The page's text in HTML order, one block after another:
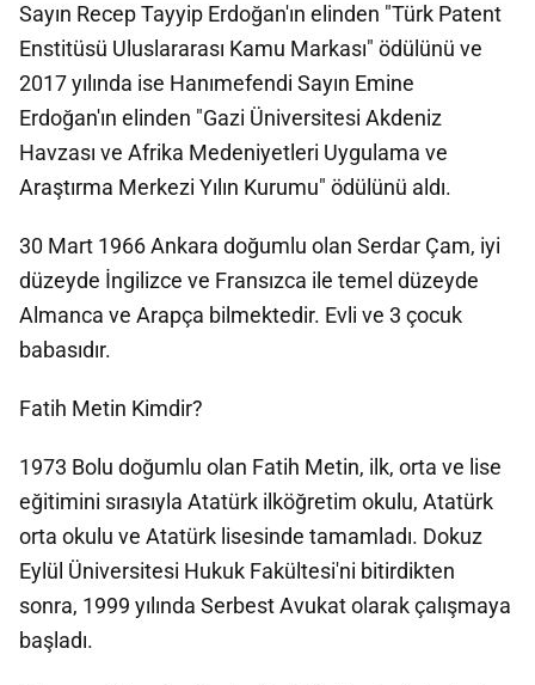
Sayın Recep Tayyip Erdoğan'ın elinden "Türk Patent
Enstitüsü Uluslararası Kamu Markası" ödülünü ve
2017 yılında ise Hanımefendi Sayın Emine
Erdoğan'ın elinden "Gazi Üniversitesi Akdeniz
Havzası ve Afrika Medeniyetleri Uygulama ve
Araştırma Merkezi Yılın Kurumu" ödülünü aldı.
30 Mart 1966 Ankara doğumlu olan Serdar Çam, iyi
düzeyde İngilizce ve Fransızca ile temel düzeyde
Almanca ve Arapça bilmektedir. Evli ve 3 çocuk
babasıdır.
Fatih Metin Kimdir?
1973 Bolu doğumlu olan Fatih Metin, ilk, orta ve lise
eğitimini sırasıyla Atatürk ilköğretim okulu, Atatürk
orta okulu ve Atatürk lisesinde tamamladı. Dokuz
Eylül Üniversitesi Hukuk Fakültesi'ni bitirdikten
sonra, 1999 yılında Serbest Avukat olarak çalışmaya
başladı.